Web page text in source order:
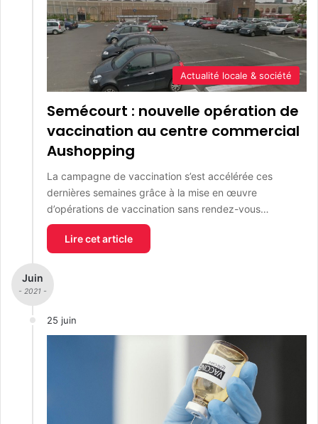
Actualité locale & société
Semécourt : nouvelle opération de
vaccination au centre commercial
Aushopping
La campagne de vaccination s’est accélérée ces
dernières semaines grâce à la mise en œuvre
d’opérations de vaccination sans rendez-vous…
Lire cet article
Juin
- 2021 -
25 juin